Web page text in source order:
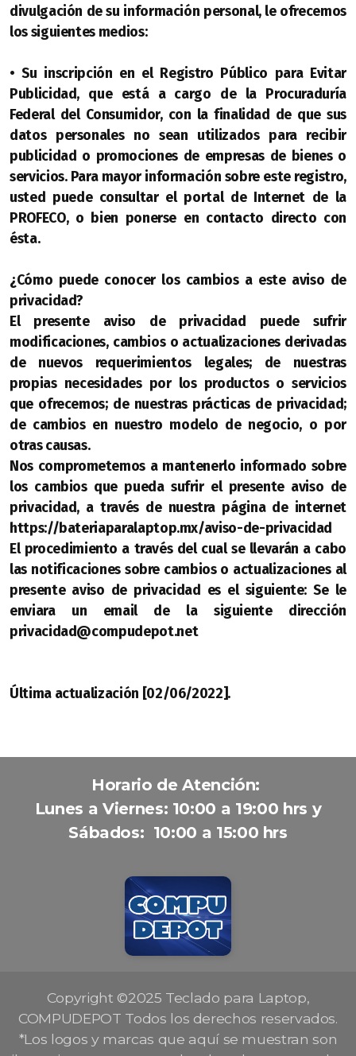
divulgación de su información personal, le ofrecemos
los siguientes medios:
• Su inscripción en el Registro Público para Evitar
Publicidad, que está a cargo de la Procuraduría
Federal del Consumidor, con la finalidad de que sus
datos personales no sean utilizados para recibir
publicidad o promociones de empresas de bienes o
servicios. Para mayor información sobre este registro,
usted puede consultar el portal de Internet de la
PROFECO, o bien ponerse en contacto directo con
ésta.
¿Cómo puede conocer los cambios a este aviso de
privacidad?
El presente aviso de privacidad puede sufrir
modificaciones, cambios o actualizaciones derivadas
de nuevos requerimientos legales; de nuestras
propias necesidades por los productos o servicios
que ofrecemos; de nuestras prácticas de privacidad;
de cambios en nuestro modelo de negocio, o por
otras causas.
Nos comprometemos a mantenerlo informado sobre
los cambios que pueda sufrir el presente aviso de
privacidad, a través de nuestra página de internet
https://bateriaparalaptop.mx/aviso-de-privacidad
El procedimiento a través del cual se llevarán a cabo
las notificaciones sobre cambios o actualizaciones al
presente aviso de privacidad es el siguiente: Se le
enviara un email de la siguiente dirección
privacidad@compudepot.net
Última actualización [02/06/2022].
Horario de Atención:
Lunes a Viernes: 10:00 a 19:00 hrs y
Sábados: 10:00 a 15:00 hrs
Copyright ©2025 Teclado para Laptop,
COMPUDEPOT Todos los derechos reservados.
*Los logos y marcas que aquí se muestran son